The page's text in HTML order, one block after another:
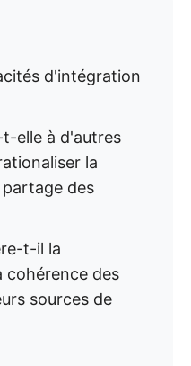
d'intégration
elle à d'autres
la
des
t-il la
cohérence des
sources de